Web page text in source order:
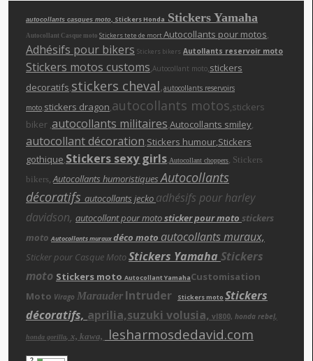
autocollants casques moto , Stickers Honda Stickers Yamaha
Autocollant Casque moto Stickers tete de mortAutocollants pour motos
Adhésifs pour bikers Stickers bikers Autollants reservoir moto
Stickers motos customs Autocollant moto stickers
decoratifs stickers cheval,autocollants reservoirs
moto stickers dragon autocollants motos ,stickers
biker , autocollants militaires Autocollants smiley
autocollant décoration Stickers humour ,Stickers
gothique Stickers sexy girls Autocollant choppers
Stickers
bikers Autocollants humoristiquesAutocollants
décoratifs autocollants jecko adhésifs pour harley
davidson, autocollant pour motosticker pour moto stickers
moto Autocollants murauxdéco moto autocollants muraux,
Sticker pour Casque MotoStickers Yamaha Stickers
moto Stickers moto Autocollant YamahaCustomisation
Moto Virago Marauder Intruder Stickers moto Stickers
décoratifs, aprilia,suzuki volusia, vl800, honda rebel,
honda gorilla, x, kawa, lesharmosdedavid.com